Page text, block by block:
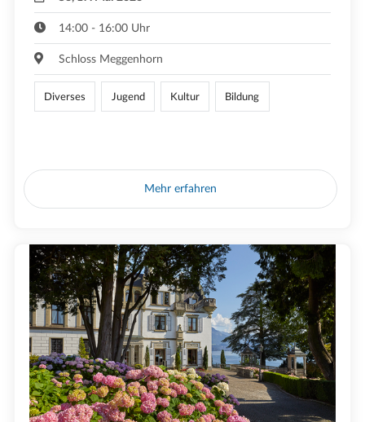
14:00 - 16:00 Uhr
Schloss Meggenhorn
Diverses Jugend Kultur Bildung
Mehr erfahren